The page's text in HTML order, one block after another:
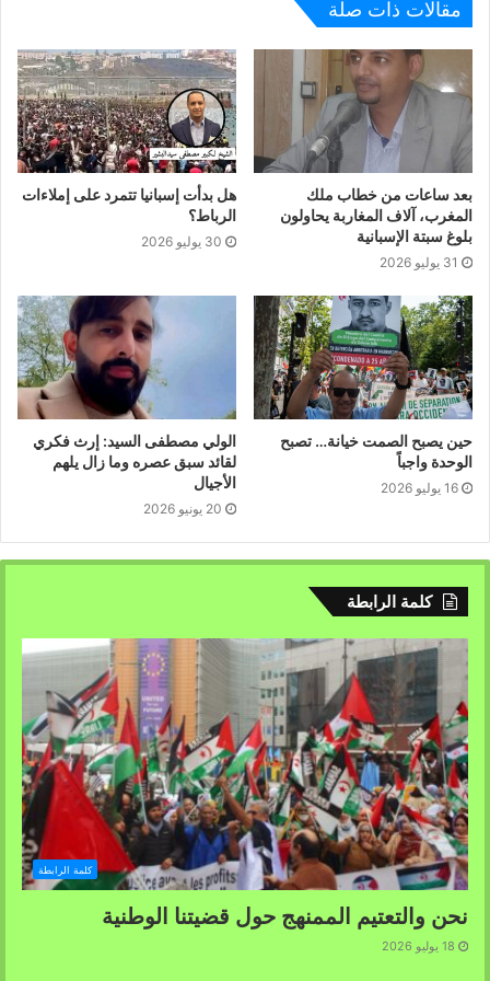
مقالات ذات صلة
بعد ساعات من خطاب ملك
المغرب، آلاف المغاربة يحاولون
بلوغ سبتة الإسبانية
31 يوليو 2026
هل بدأت إسبانيا تتمرد على إملاءات
الرباط؟
30 يوليو 2026
حين يصبح الصمت خيانة… تصبح
الوحدة واجباً
16 يوليو 2026
الولي مصطفى السيد: إرث فكري
لقائد سبق عصره وما زال يلهم
الأجيال
20 يونيو 2026
كلمة الرابطة
كلمة الرابطة
نحن والتعتيم الممنهج حول قضيتنا الوطنية
18 يوليو 2026